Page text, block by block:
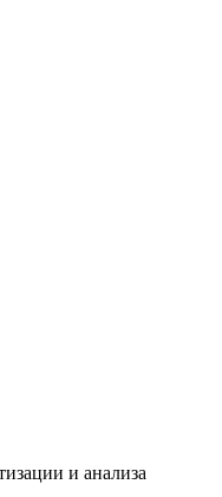
и анализа